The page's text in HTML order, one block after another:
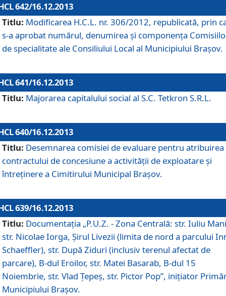
642/16.12.2013
Titlu: Modificarea H.C.L. nr. 306/2012, republicată, prin
s-a aprobat numărul, denumirea şi componenţa
de specialitate ale Consiliului Local al Municipiului Braşov.
641/16.12.2013
Titlu: Majorarea capitalului social al S.C. Tetkron S.R.L.
640/16.12.2013
Titlu: Desemnarea comisiei de evaluare pentru atribuirea
contractului de concesiune a activităţii de exploatare şi
întreţinere a Cimitirului Municipal Braşov.
639/16.12.2013
Titlu: Documentaţia „P.U.Z. - Zona Centrală: str. Iuliu
str. Nicolae Iorga, Şirul Livezii (limita de nord a parcului
Schaeffler), str. După Ziduri (inclusiv terenul afectat de
parcare), B-dul Eroilor, str. Matei Basarab, B-dul 15
Noiembrie, str. Vlad Ţepeş, str. Pictor Pop”, iniţiator
Municipiului Braşov.